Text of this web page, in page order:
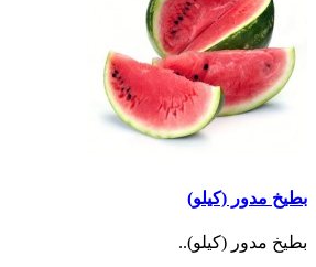
بطيخ مدور (كيلو)
بطيخ مدور (كيلو)..